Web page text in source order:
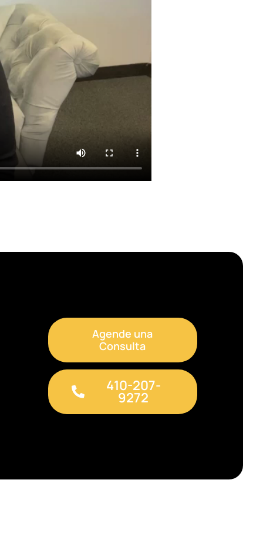
Agende una
Consulta
410-207-
9272